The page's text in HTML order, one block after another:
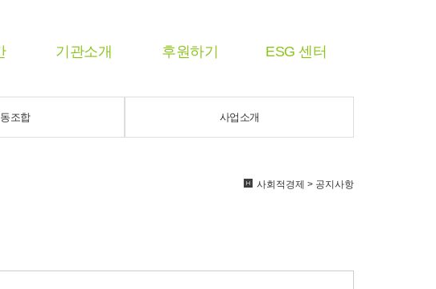
기관소개 후원하기 ESG 센터
조합 사업소개
사회적경제 > 공지사항